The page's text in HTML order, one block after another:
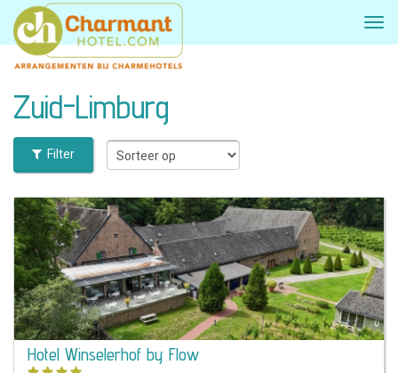
Zuid-Limburg
Filter
Hotel Winselerhof by Flow